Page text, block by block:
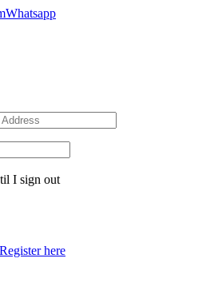
Whatsapp
I sign out
Register here